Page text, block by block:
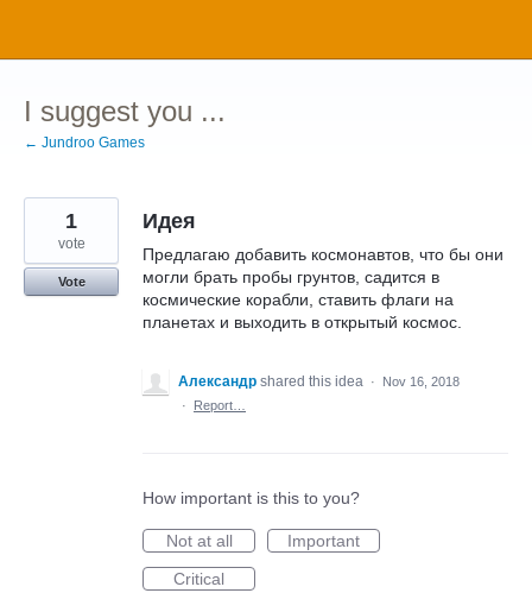
content
I suggest you ...
← Jundroo Games
Идея
Предлагаю добавить космонавтов, что бы они
могли брать пробы грунтов, садится в
космические корабли, ставить флаги на
планетах и выходить в открытый космос.
1
vote
Vote
Александр shared this idea ·
Nov 16, 2018
·
Report…
How important is this to you?
Not at all
Important
Critical